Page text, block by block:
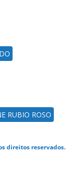
RUBIO ROSO
direitos reservados.